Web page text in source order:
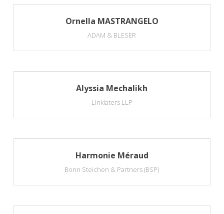
Ornella MASTRANGELO
ADAM & BLESER
Alyssia Mechalikh
Linklaters LLP
Harmonie Méraud
Bonn Steichen & Partners (BSP)